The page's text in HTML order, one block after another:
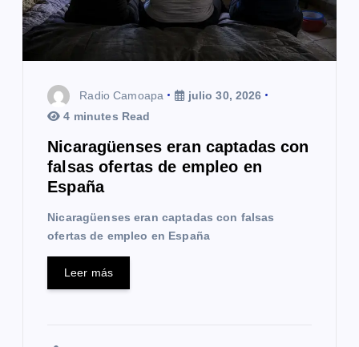
e
Radio Camoapa
julio 30, 2026
4 minutes Read
Nicaragüenses eran captadas con
falsas ofertas de empleo en
España
Nicaragüenses eran captadas con falsas
ofertas de empleo en España
Leer más